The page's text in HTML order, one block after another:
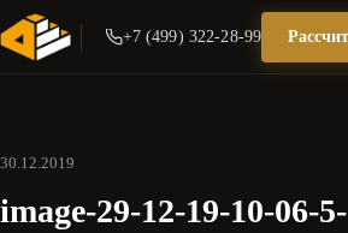
+7 (499) 322-28-99
30.12.2019
image-29-12-19-10-06-5-